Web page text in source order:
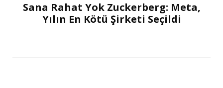
Sana Rahat Yok Zuckerberg: Meta,
Yılın En Kötü Şirketi Seçildi